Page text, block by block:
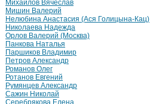
Михайлов Вячеслав
Мишин Валерий
Нелюбина Анастасия (Ася Голицына-Кац)
Николаева Надежда
Орлов Валерий (Москва)
Панкова Наталья
Паршиков Владимир
Петров Александр
Романов Олег
Ротанов Евгений
Румянцев Александр
Сажин Николай
Серебрякова Елена